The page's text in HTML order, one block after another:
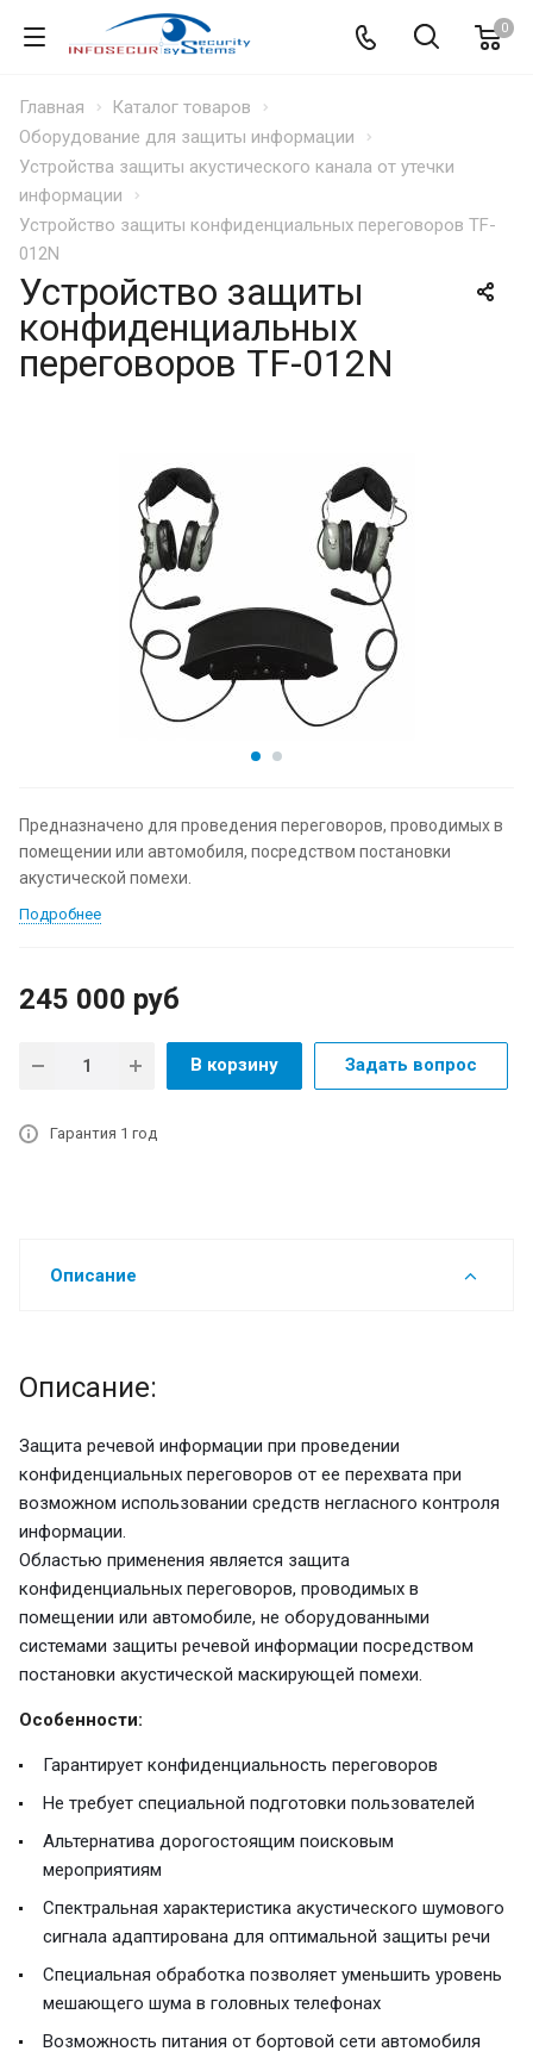
0
Главная
Каталог товаров
Оборудование для защиты информации
Устройства защиты акустического канала от утечки
информации
Устройство защиты конфиденциальных переговоров TF-
012N
Устройство защиты
конфиденциальных
переговоров TF-012N
Предназначено для проведения переговоров, проводимых в
помещении или автомобиля, посредством постановки
акустической помехи.
Подробнее
245 000 руб
В корзину Задать вопрос
Гарантия 1 год
Описание
Описание:
Защита речевой информации при проведении
конфиденциальных переговоров от ее перехвата при
возможном использовании средств негласного контроля
информации.
Областью применения является защита
конфиденциальных переговоров, проводимых в
помещении или автомобиле, не оборудованными
системами защиты речевой информации посредством
постановки акустической маскирующей помехи.
Особенности:
Гарантирует конфиденциальность переговоров
Не требует специальной подготовки пользователей
Альтернатива дорогостоящим поисковым
мероприятиям
Спектральная характеристика акустического шумового
сигнала адаптирована для оптимальной защиты речи
Специальная обработка позволяет уменьшить уровень
мешающего шума в головных телефонах
Возможность питания от бортовой сети автомобиля